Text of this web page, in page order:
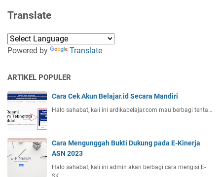
Translate
Powered by Translate
ARTIKEL POPULER
Cara Cek Akun Belajar.id Secara Mandiri
Halo sahabat, kali ini ardikabelajar.com mau berbagi tenta…
Cara Mengunggah Bukti Dukung pada E-Kinerja
ASN 2023
Halo sahabat, kali ini admin akan berbagi cara mengisi E-